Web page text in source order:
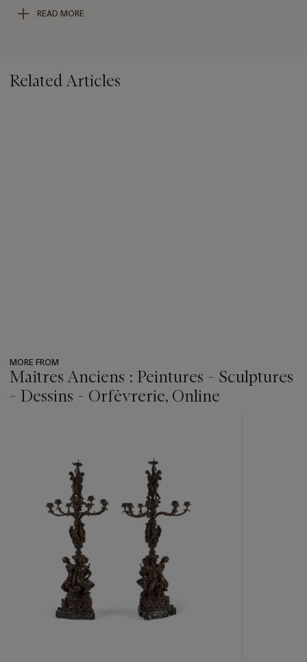
l’exemplaire que nous présentons, par sa construction et sa
provenance, peut quant à lui être identifié comme celui ayant
READ MORE
Related Articles
MORE FROM
Maîtres Anciens : Peintures - Sculptures
- Dessins - Orfèvrerie, Online